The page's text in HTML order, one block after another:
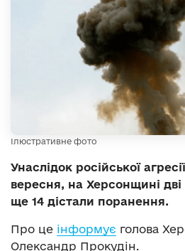
Ілюстративне фото
Унаслідок російської
вересня, на Херсонщині
ще 14 дістали поранення.
Про це інформує голова
Олександр Прокудін.